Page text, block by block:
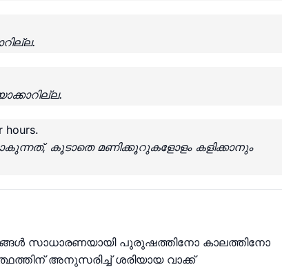
hours.
കൂടാതെ മണിക്കൂറുകളോളം കളിക്കാനും
സാധാരണയായി പുരുഷത്തിനോ കാലത്തിനോ
അനുസരിച്ച് ശരിയായ വാക്ക്